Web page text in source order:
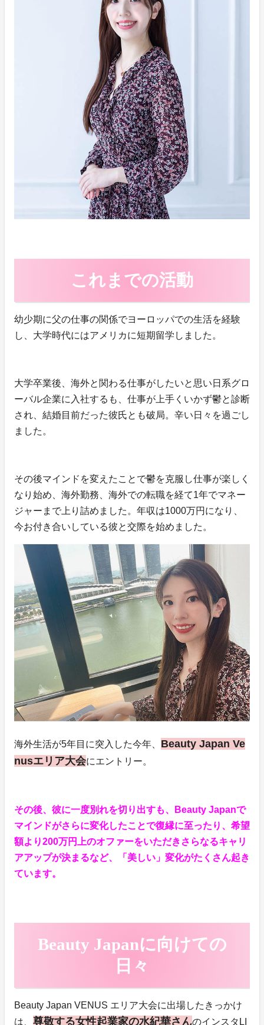
これまでの活動
幼少期に父の仕事の関係でヨーロッパでの生活を経験
し、大学時代にはアメリカに短期留学しました。
大学卒業後、海外と関わる仕事がしたいと思い日系グロ
ーバル企業に入社するも、仕事が上手くいかず鬱と診断
され、結婚目前だった彼氏とも破局。辛い日々を過ごし
ました。
その後マインドを変えたことで鬱を克服し仕事が楽しく
なり始め、海外勤務、海外での転職を経て1年でマネー
ジャーまで上り詰めました。年収は1000万円になり、
今お付き合いしている彼と交際を始めました。
海外生活が5年目に突入した今年、 Beauty Japan Ve
nusエリア大会にエントリー。
その後、彼に一度別れを切り出すも、Beauty Japanで
マインドがさらに変化したことで復縁に至ったり、希望
額より200万円上のオファーをいただきさらなるキャリ
アアップが決まるなど、「美しい」変化がたくさん起き
ています。
Beauty Japanに向けての
日々
Beauty Japan VENUS エリア大会に出場したきっかけ
は、 尊敬する女性起業家の水紀華さんのインスタLI